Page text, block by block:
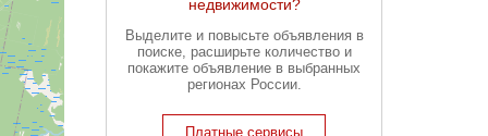
недвижимости?
Выделите и повысьте объявления в
поиске, расширьте количество и
покажите объявление в выбранных
регионах России.
Платные сервисы